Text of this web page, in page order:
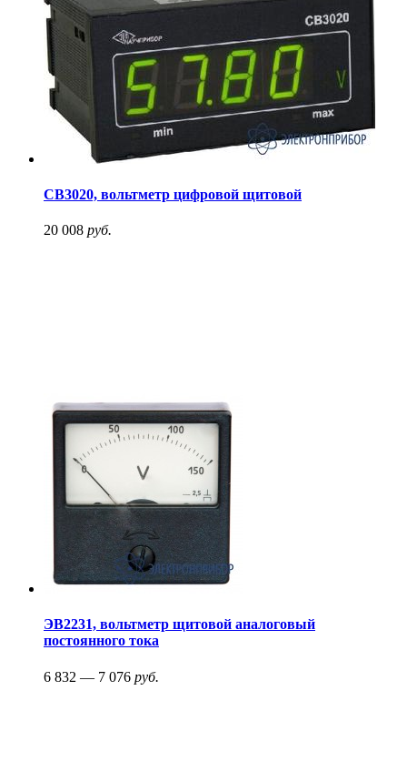
СВ3020, вольтметр цифровой щитовой
20 008 руб.
ЭВ2231, вольтметр щитовой аналоговый
постоянного тока
6 832 — 7 076 руб.